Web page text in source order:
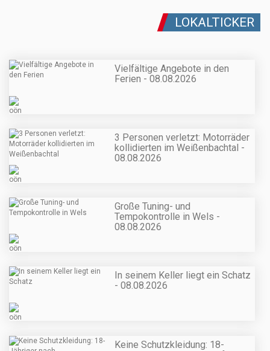
LOKALTICKER
Vielfältige Angebote in den
Ferien - 08.08.2026
3 Personen verletzt: Motorräder
kollidierten im Weißenbachtal -
08.08.2026
Große Tuning- und
Tempokontrolle in Wels -
08.08.2026
In seinem Keller liegt ein Schatz
- 08.08.2026
Keine Schutzkleidung: 18-